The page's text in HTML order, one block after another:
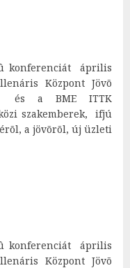
konferenciát április
Központ Jövõ
és a BME ITTK
szakemberek, ifjú
a jövõrõl, új üzleti
konferenciát április
Központ Jövõ